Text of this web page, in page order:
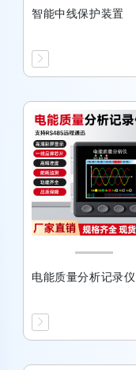
智能中线保护装置
电能质量分析记录仪